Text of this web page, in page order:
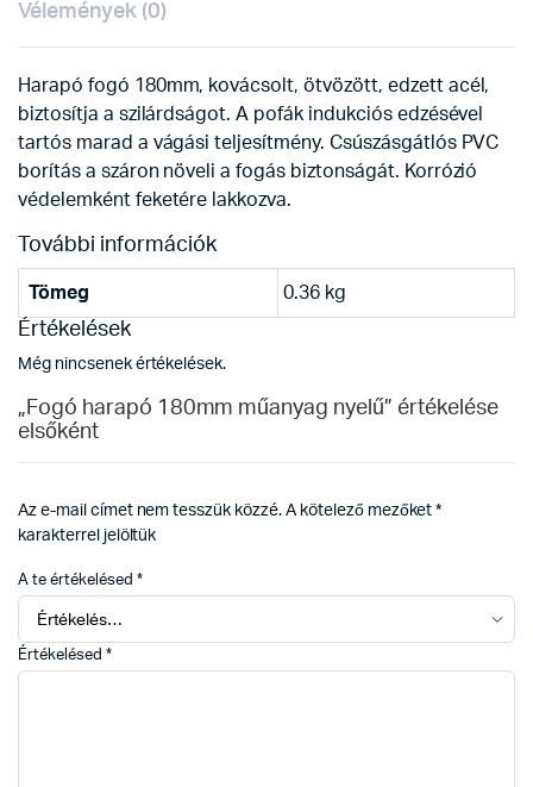
Vélemények (0)
Harapó fogó 180mm, kovácsolt, ötvözött, edzett acél,
biztosítja a szilárdságot. A pofák indukciós edzésével
tartós marad a vágási teljesítmény. Csúszásgátlós PVC
borítás a száron növeli a fogás biztonságát. Korrózió
védelemként feketére lakkozva.
További információk
Tömeg 0.36 kg
Értékelések
Még nincsenek értékelések.
„Fogó harapó 180mm műanyag nyelű” értékelése
elsőként
Az e-mail címet nem tesszük közzé. A kötelező mezőket*
karakterrel jelöltük
A te értékelésed *
Értékelésed *